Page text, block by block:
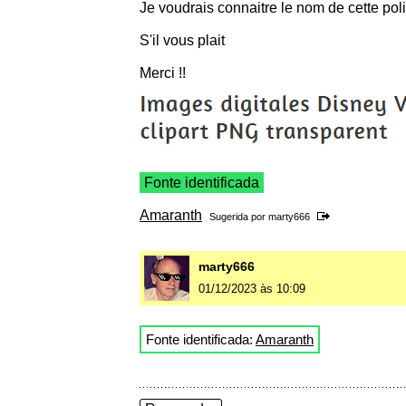
Je voudrais connaitre le nom de cette
S'il vous plait
Merci !!
Fonte identificada
Amaranth Sugerida por marty666
marty666
01/12/2023 às 10:09
Fonte identificada: Amaranth